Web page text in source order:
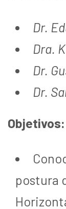
Dr.
Dra.
Dr.
Dr.
Objetivos:
postura